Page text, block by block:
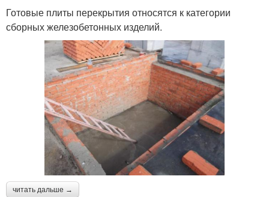
Готовые плиты перекрытия относятся к категории
сборных железобетонных изделий.
читать дальше →